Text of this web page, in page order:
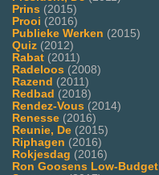
Prins (2015)
Prooi (2016)
Publieke Werken (2015)
Quiz (2012)
Rabat (2011)
Radeloos (2008)
Razend (2011)
Redbad (2018)
Rendez-Vous (2014)
Renesse (2016)
Reunie, De (2015)
Riphagen (2016)
Rokjesdag (2016)
Ron Goosens Low-Budget